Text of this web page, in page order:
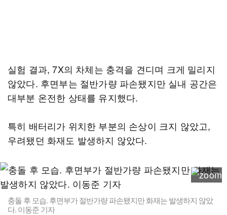
실험 결과, 7X의 차체는 충격을 견디며 크게 밀리지
않았다. 후면부는 절반가량 파손됐지만 실내 공간은
대부분 온전한 상태를 유지했다.
특히 배터리가 위치한 부분의 손상이 크지 않았고,
우려됐던 화재도 발생하지 않았다.
충돌 후 모습. 후면부가 절반가량 파손됐지만 화재는 발생하지 않았
다. 이동준 기자